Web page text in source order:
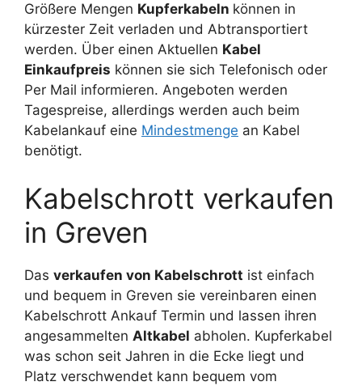
Größere Mengen Kupferkabeln können in
kürzester Zeit verladen und Abtransportiert
werden. Über einen Aktuellen Kabel
Einkaufpreis können sie sich Telefonisch oder
Per Mail informieren. Angeboten werden
Tagespreise, allerdings werden auch beim
Kabelankauf eine Mindestmenge an Kabel
benötigt.
Kabelschrott verkaufen
in Greven
Das verkaufen von Kabelschrott ist einfach
und bequem in Greven sie vereinbaren einen
Kabelschrott Ankauf Termin und lassen ihren
angesammelten Altkabel abholen. Kupferkabel
was schon seit Jahren in die Ecke liegt und
Platz verschwendet kann bequem vom